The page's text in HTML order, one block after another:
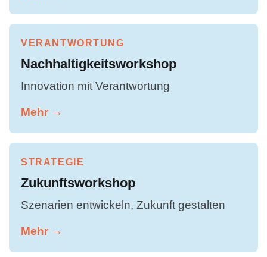
VERANTWORTUNG
Nachhaltigkeitsworkshop
Innovation mit Verantwortung
Mehr →
STRATEGIE
Zukunftsworkshop
Szenarien entwickeln, Zukunft gestalten
Mehr →